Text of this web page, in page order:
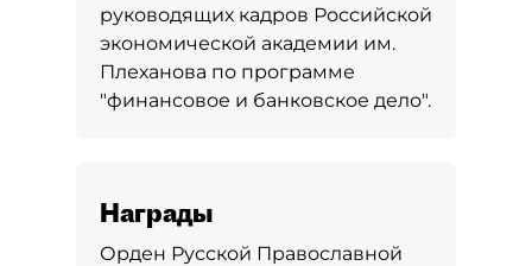
руководящих кадров Российской
экономической академии им.
Плеханова по программе
"финансовое и банковское дело".
Награды
Орден Русской Православной